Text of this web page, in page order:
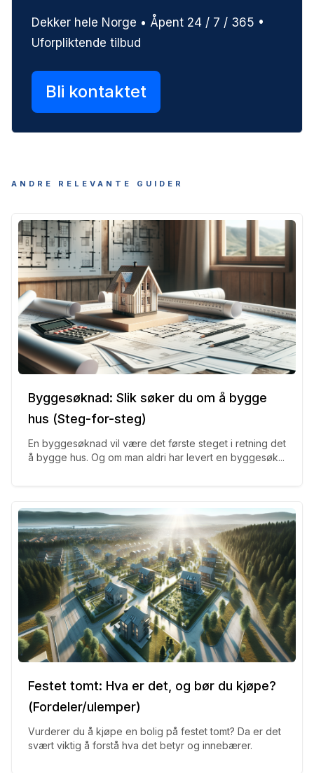
Dekker hele Norge • Åpent 24 / 7 / 365 •
Uforpliktende tilbud
Bli kontaktet
ANDRE RELEVANTE GUIDER
Byggesøknad: Slik søker du om å bygge
hus (Steg-for-steg)
En byggesøknad vil være det første steget i retning det
å bygge hus. Og om man aldri har levert en byggesøk...
Festet tomt: Hva er det, og bør du kjøpe?
(Fordeler/ulemper)
Vurderer du å kjøpe en bolig på festet tomt? Da er det
svært viktig å forstå hva det betyr og innebærer.